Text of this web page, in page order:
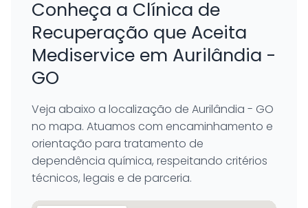
Conheça a Clínica de
Recuperação que Aceita
Mediservice em Aurilândia -
GO
Veja abaixo a localização de Aurilândia - GO
no mapa. Atuamos com encaminhamento e
orientação para tratamento de
dependência química, respeitando critérios
técnicos, legais e de parceria.